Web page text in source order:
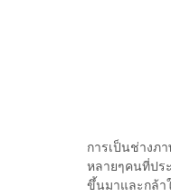
การเป็นช่างภ
หลายๆคนที่ปร
ขึ้นมาและกล้า